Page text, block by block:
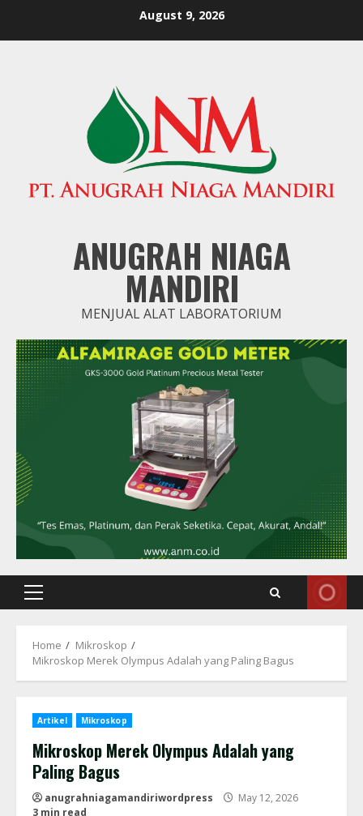
August 9, 2026
ANUGRAH NIAGA
MANDIRI
MENJUAL ALAT LABORATORIUM
Primary
Home
Mikroskop
Mikroskop Merek Olympus Adalah yang Paling Bagus
Artikel Mikroskop
Mikroskop Merek Olympus Adalah yang
Paling Bagus
anugrahniagamandiriwordpress
May 12, 2026
3 min read